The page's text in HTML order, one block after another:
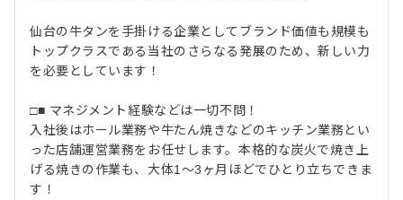
仙台の牛タンを手掛ける企業としてブランド価値も規模も
トップクラスである当社のさらなる発展のため、新しい力
を必要としています！
□■ マネジメント経験などは一切不問！
入社後はホール業務や牛たん焼きなどのキッチン業務とい
った店舗運営業務をお任せします。本格的な炭火で焼き上
げる焼きの作業も、大体1～3ヶ月ほどでひとり立ちできま
す！